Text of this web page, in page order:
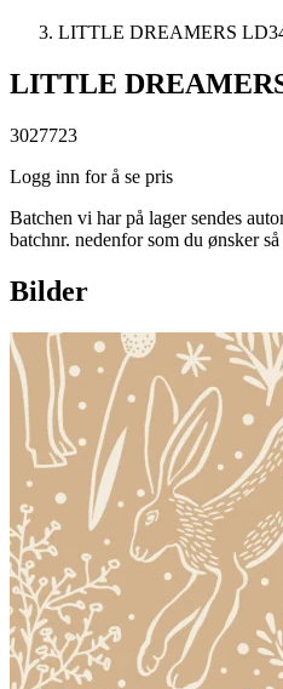
LITTLE DREAMERS
LITTLE
3027723
Logg inn for å se pris
Batchen vi har på lager sendes
batchnr. nedenfor som du ønsker
Bilder